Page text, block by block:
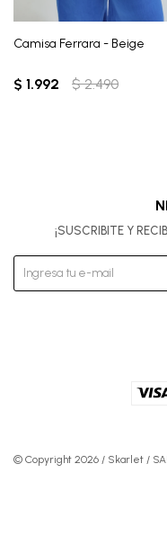
Camisa Ferrara - Beige
$ 1.992 $ 2.490
¡SUSCRIBITE Y
© Copyright 2026 / Skarlet /